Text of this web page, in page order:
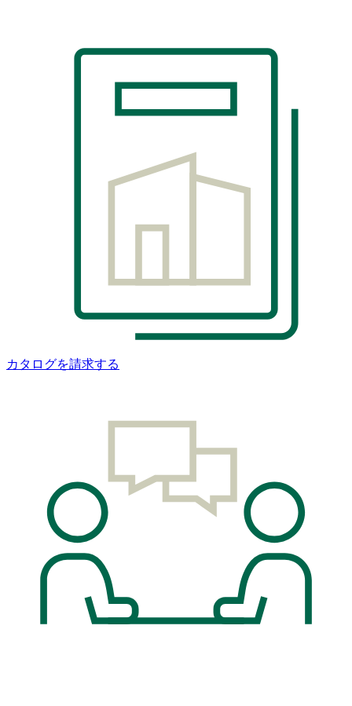
カタログを請求する